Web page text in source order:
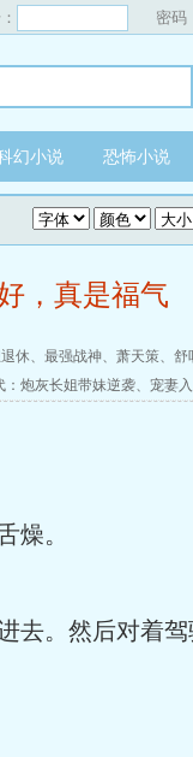
密码
幻小说 恐怖小说
，真是福气
休、 最强战神、 萧天策、 舒
：炮灰长姐带妹逆袭、 宠妻
。
去。然后对着